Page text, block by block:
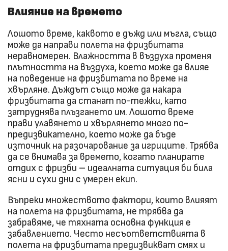
Влияние на времето
Лошото време, каквото е дъжд или мъгла, също
може да направи полета на фризбитата
неравномерен. Влажността в въздуха променя
плътността на въздуха, което може да влияе
на поведение на фризбитата по време на
хвърляне. Дъждът също може да накара
фризбитата да станат по-тежки, като
затруднява плъзгането им. Лошото време
прави улавянето и хвърлянето много по-
предизвикателно, което може да бъде
източник на разочарование за игриците. Трябва
да се внимава за времето, когато планирате
отдих с фризби – идеалната ситуация би била
ясни и сухи дни с умерен екип.
Въпреки множеството фактори, които влияят
на полета на фризбитата, не трябва да
забравяме, че тяхната основна функция е
забавлението. Често несъответствията в
полета на фризбитата предизвикват смях и